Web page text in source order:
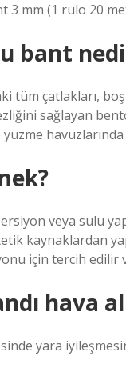
3 mm (1 rulo 20
bant
tüm çatlakları,
sağlayan
havuzlarında
veya sulu
kaynaklardan
için tercih
hava
yara